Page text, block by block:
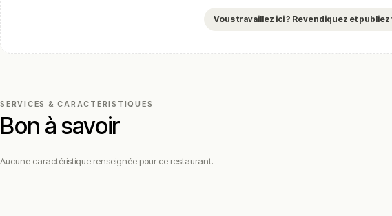
Vous travaillez ici ? Revendiquez et
SERVICES & CARACTÉRISTIQUES
Bon à savoir
Aucune caractéristique renseignée pour ce restaurant.